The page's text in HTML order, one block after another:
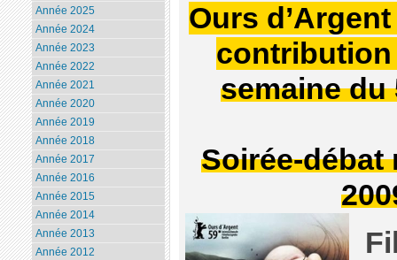
Ours
contribution
semaine du
Soirée-débat
Année 2025
Année 2024
Année 2023
Année 2022
Année 2021
Année 2020
Année 2019
Année 2018
Année 2017
Année 2016
Année 2015
Année 2014
Année 2013
Année 2012